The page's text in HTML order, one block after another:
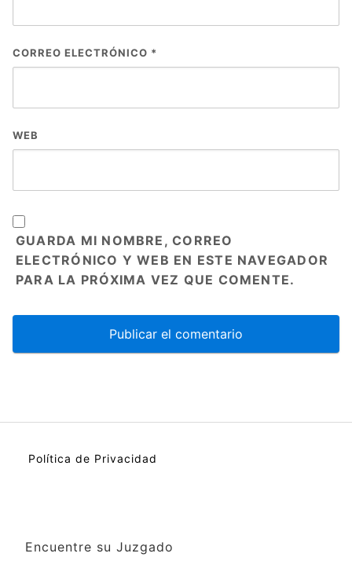
CORREO ELECTRÓNICO *
WEB
GUARDA MI NOMBRE, CORREO
ELECTRÓNICO Y WEB EN ESTE NAVEGADOR
PARA LA PRÓXIMA VEZ QUE COMENTE.
Política de Privacidad
Encuentre su Juzgado